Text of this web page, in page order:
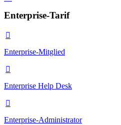
Enterprise-Tarif

Enterprise-Mitglied

Enterprise Help Desk

Enterprise-Administrator